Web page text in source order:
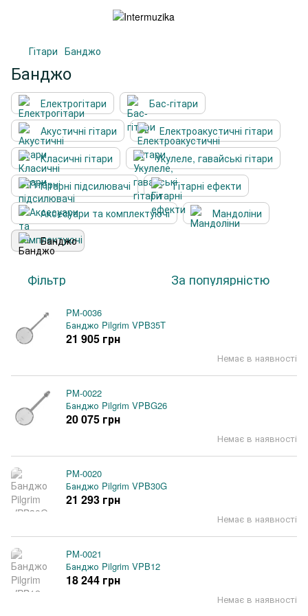
Гітари Банджо
Банджо
Електрогітари
Бас-гітари
Акустичні гітари
Електроакустичні гітари
Класичні гітари
Укулеле, гавайські гітари
Гітарні підсилювачі
Гітарні ефекти
Аксесуари та комплектуючі
Мандоліни
Банджо
Фільтр За популярністю
PM-0036
Банджо Pilgrim VPB35T
Немає в наявності
21 905 грн
PM-0022
Банджо Pilgrim VPBG26
Немає в наявності
20 075 грн
PM-0020
Банджо Pilgrim VPB30G
Немає в наявності
21 293 грн
PM-0021
Банджо Pilgrim VPB12
Немає в наявності
18 244 грн